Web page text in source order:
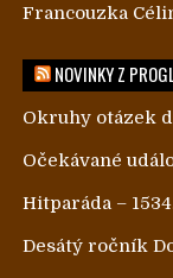
Francouzka
NOVINKY Z
Okruhy otázek
Očekávané
Hitparáda –
Desátý ročník